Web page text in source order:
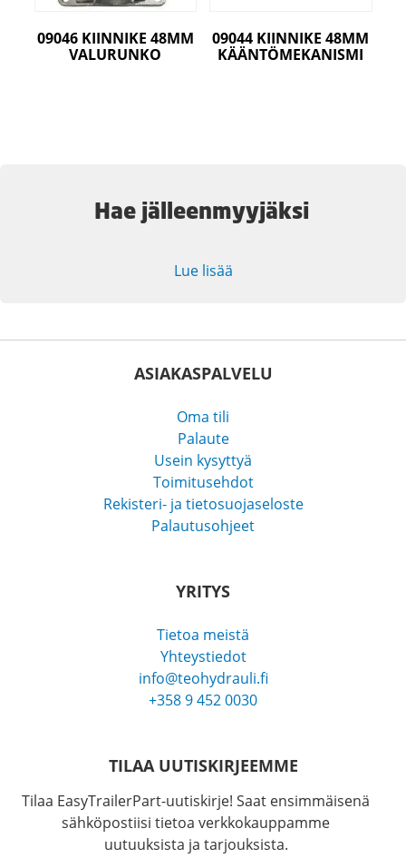
09046 KIINNIKE 48MM
VALURUNKO
09044 KIINNIKE 48MM
KÄÄNTÖMEKANISMI
Hae jälleenmyyjäksi
Lue lisää
ASIAKASPALVELU
Oma tili
Palaute
Usein kysyttyä
Toimitusehdot
Rekisteri- ja tietosuojaseloste
Palautusohjeet
YRITYS
Tietoa meistä
Yhteystiedot
info@teohydrauli.fi
+358 9 452 0030
TILAA UUTISKIRJEEMME
Tilaa EasyTrailerPart-uutiskirje! Saat ensimmäisenä
sähköpostiisi tietoa verkkokauppamme
uutuuksista ja tarjouksista.